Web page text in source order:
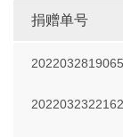
捐赠单号